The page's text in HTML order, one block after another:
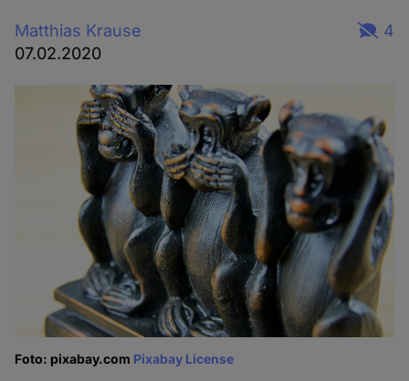
Matthias Krause
07.02.2020
4
Foto: pixabay.com Pixabay License